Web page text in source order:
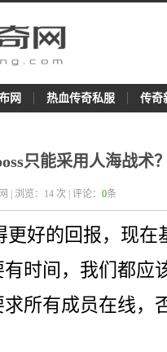
网 热血传奇私服 传奇
只能采用人海战术
| 浏览： 14 次 | 评论： 0条
更好的回报，现在
时间，我们都应
所有成员在线，